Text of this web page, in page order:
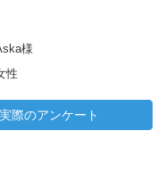
様
性
実際のアンケート